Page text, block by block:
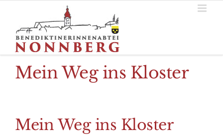
springen
Mein Weg ins Kloster
Mein Weg ins Kloster